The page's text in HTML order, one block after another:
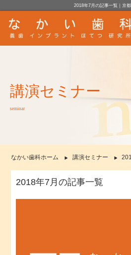
2018年7月の記事一覧｜京
講演セミナー
seminar
なかい歯科ホーム 講演セミナー
2018年7月の記事一覧